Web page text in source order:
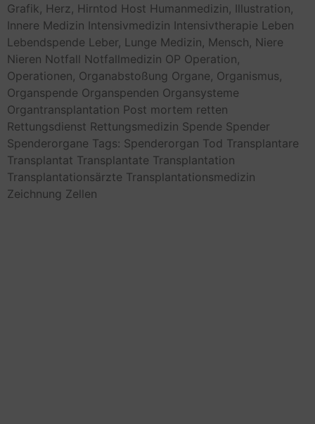
Grafik, Herz, Hirntod Host Humanmedizin, Illustration,
Innere Medizin Intensivmedizin Intensivtherapie Leben
Lebendspende Leber, Lunge Medizin, Mensch, Niere
Nieren Notfall Notfallmedizin OP Operation,
Operationen, Organabstoßung Organe, Organismus,
Organspende Organspenden Organsysteme
Organtransplantation Post mortem retten
Rettungsdienst Rettungsmedizin Spende Spender
Spenderorgane Tags: Spenderorgan Tod Transplantare
Transplantat Transplantate Transplantation
Transplantationsärzte Transplantationsmedizin
Zeichnung Zellen